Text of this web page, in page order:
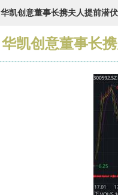
华凯创意董事长携夫人提前潜
华凯创意董事长